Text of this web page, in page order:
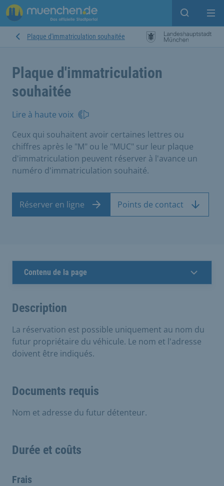
Open
Plaque d'immatriculation souhaitée
Plaque d'immatriculation
souhaitée
Lire à haute voix
Ceux qui souhaitent avoir certaines lettres ou
chiffres après le "M" ou le "MUC" sur leur plaque
d'immatriculation peuvent réserver à l'avance un
numéro d'immatriculation souhaité.
Réserver en ligne Points de contact
Contenu de la page
Description
La réservation est possible uniquement au nom du
futur propriétaire du véhicule. Le nom et l'adresse
doivent être indiqués.
Documents requis
Nom et adresse du futur détenteur.
Durée et coûts
Frais